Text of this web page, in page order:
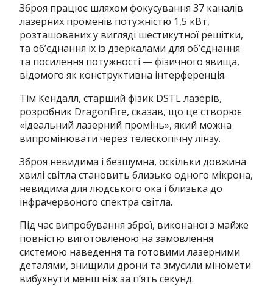
Зброя працює шляхом фокусування 37 каналів
лазерних променів потужністю 1,5 кВт,
розташованих у вигляді шестикутної решітки,
та об’єднання їх із дзеркалами для об’єднання
та посилення потужності — фізичного явища,
відомого як конструктивна інтерференція.
Тім Кендалл, старший фізик DSTL лазерів,
розробник DragonFire, сказав, що це створює
«ідеальний лазерний промінь», який можна
випромінювати через телескопічну лінзу.
Зброя невидима і безшумна, оскільки довжина
хвилі світла становить близько одного мікрона,
невидима для людського ока і близька до
інфрачервоного спектра світла.
Під час випробування зброї, виконаної з майже
повністю виготовленою на замовлення
системою наведення та готовими лазерними
деталями, знищили дрони та змусили міномети
вибухнути менш ніж за п’ять секунд.